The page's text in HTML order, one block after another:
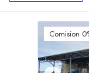
Comision